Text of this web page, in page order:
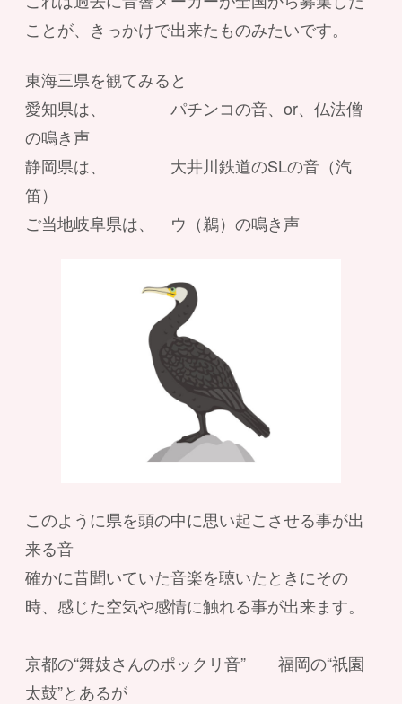
ことが、きっかけで出来たものみたいです。
東海三県を観てみると
愛知県は、 パチンコの音、or、仏法僧
の鳴き声
静岡県は、 大井川鉄道のSLの音（汽
笛）
ご当地岐阜県は、 ウ（鵜）の鳴き声
このように県を頭の中に思い起こさせる事が出
来る音
確かに昔聞いていた音楽を聴いたときにその
時、感じた空気や感情に触れる事が出来ます。
京都の“舞妓さんのポックリ音” 福岡の“祇園
太鼓”とあるが